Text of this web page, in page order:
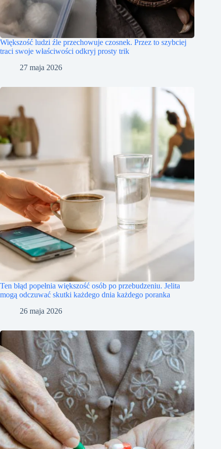
Większość ludzi źle przechowuje czosnek. Przez to szybciej
traci swoje właściwości odkryj prosty trik
27 maja 2026
Ten błąd popełnia większość osób po przebudzeniu. Jelita
mogą odczuwać skutki każdego dnia każdego poranka
26 maja 2026